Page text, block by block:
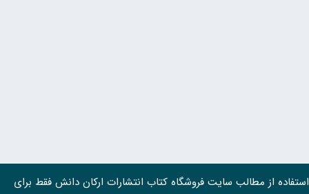
استفاده از مطالب سايت فروشگاه کتاب انتشارات ارکان دانش فقط برای